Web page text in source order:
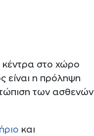
κέντρα στο χώρο
είναι η πρόληψη
των ασθενών
και